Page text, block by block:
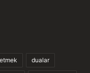
dualar